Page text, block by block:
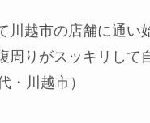
川越市の店舗に通い
周りがスッキリして
・川越市）